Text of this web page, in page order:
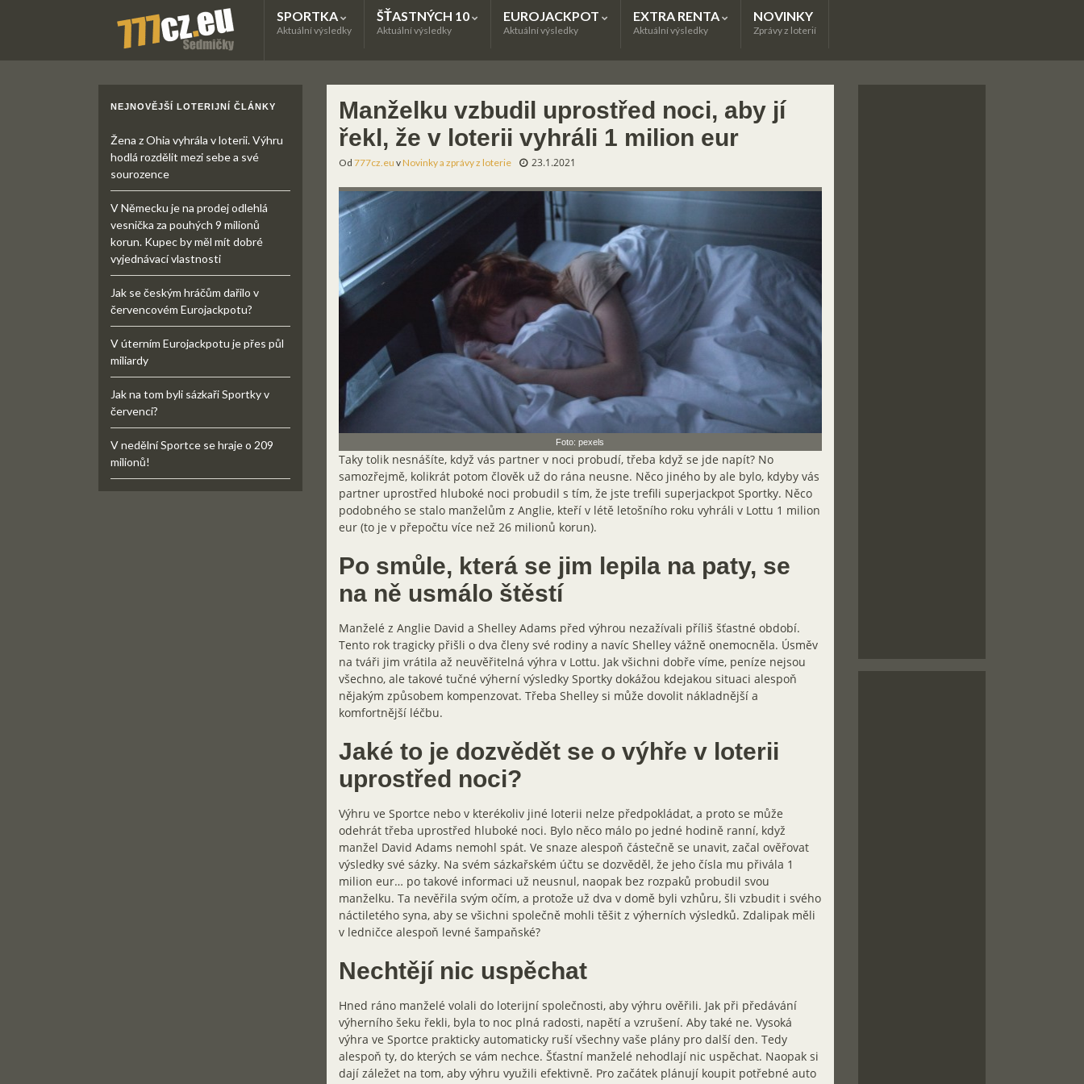
SPORTKA
Aktuální výsledky
ŠŤASTNÝCH 10
Aktuální výsledky
EUROJACKPOT
Aktuální výsledky
EXTRA RENTA
Aktuální výsledky
NOVINKY
Zprávy z loterií
Manželku vzbudil uprostřed noci, aby jí
řekl, že v loterii vyhráli 1 milion eur
Od 777cz.eu vNovinky a zprávy z loterie 23.1.2021
Foto: pexels
Taky tolik nesnášíte, když vás partner v noci probudí, třeba když se jde napít? No
samozřejmě, kolikrát potom člověk už do rána neusne. Něco jiného by ale bylo, kdyby vás
partner uprostřed hluboké noci probudil s tím, že jste trefili superjackpot Sportky. Něco
podobného se stalo manželům z Anglie, kteří v létě letošního roku vyhráli v Lottu 1 milion
eur (to je v přepočtu více než 26 milionů korun).
Po smůle, která se jim lepila na paty, se
na ně usmálo štěstí
Manželé z Anglie David a Shelley Adams před výhrou nezažívali příliš šťastné období.
Tento rok tragicky přišli o dva členy své rodiny a navíc Shelley vážně onemocněla. Úsměv
na tváři jim vrátila až neuvěřitelná výhra v Lottu. Jak všichni dobře víme, peníze nejsou
všechno, ale takové tučné výherní výsledky Sportky dokážou kdejakou situaci alespoň
nějakým způsobem kompenzovat. Třeba Shelley si může dovolit nákladnější a
komfortnější léčbu.
Jaké to je dozvědět se o výhře v loterii
uprostřed noci?
Výhru ve Sportce nebo v kterékoliv jiné loterii nelze předpokládat, a proto se může
odehrát třeba uprostřed hluboké noci. Bylo něco málo po jedné hodině ranní, když
manžel David Adams nemohl spát. Ve snaze alespoň částečně se unavit, začal ověřovat
výsledky své sázky. Na svém sázkařském účtu se dozvěděl, že jeho čísla mu přivála 1
milion eur… po takové informaci už neusnul, naopak bez rozpaků probudil svou
manželku. Ta nevěřila svým očím, a protože už dva v domě byli vzhůru, šli vzbudit i svého
náctiletého syna, aby se všichni společně mohli těšit z výherních výsledků. Zdalipak měli
v ledničce alespoň levné šampaňské?
Nechtějí nic uspěchat
Hned ráno manželé volali do loterijní společnosti, aby výhru ověřili. Jak při předávání
výherního šeku řekli, byla to noc plná radosti, napětí a vzrušení. Aby také ne. Vysoká
výhra ve Sportce prakticky automaticky ruší všechny vaše plány pro další den. Tedy
alespoň ty, do kterých se vám nechce. Šťastní manželé nehodlají nic uspěchat. Naopak si
dají záležet na tom, aby výhru využili efektivně. Pro začátek plánují koupit potřebné auto
NEJNOVĚJŠÍ LOTERIJNÍ ČLÁNKY
Žena z Ohia vyhrála v loterii. Výhru
hodlá rozdělit mezi sebe a své
sourozence
V Německu je na prodej odlehlá
vesnička za pouhých 9 milionů
korun. Kupec by měl mít dobré
vyjednávací vlastnosti
Jak se českým hráčům dařilo v
červencovém Eurojackpotu?
V úterním Eurojackpotu je přes půl
miliardy
Jak na tom byli sázkaři Sportky v
červenci?
V nedělní Sportce se hraje o 209
milionů!